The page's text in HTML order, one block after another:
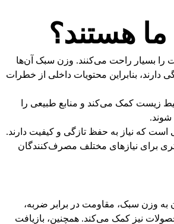
هستند؟
را بسیار راحت می‌کنند. وزن سبک آن‌ها
بنابراین محتویات داخلی از خطرات
زیست کمک می‌کند و منابع طبیعی را
است که نیاز به حفظ تازگی و کیفیت دارند.
برای نیازهای مختلف مصرف‌کنندگان
به وزن سبک، مقاومت در برابر ضربه،
نیز کمک می‌کند. همچنین، بازیافت